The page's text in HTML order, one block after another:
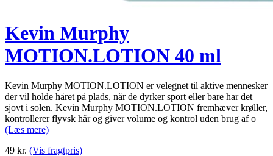
Kevin Murphy
MOTION.LOTION 40 ml
Kevin Murphy MOTION.LOTION er velegnet til aktive mennesker
der vil holde håret på plads, når de dyrker sport eller bare har det
sjovt i solen. Kevin Murphy MOTION.LOTION fremhæver krøller,
kontrollerer flyvsk hår og giver volume og kontrol uden brug af o
(Læs mere)
49 kr. (Vis fragtpris)